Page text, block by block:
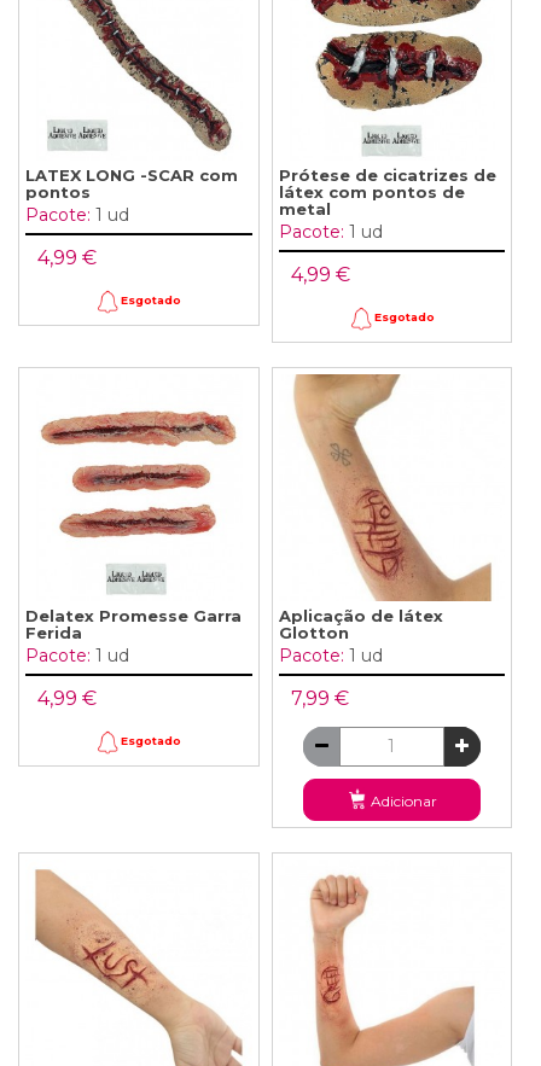
LATEX LONG -SCAR com
pontos
Pacote: 1 ud
4,99 €
Esgotado
Prótese de cicatrizes de
látex com pontos de
metal
Pacote: 1 ud
4,99 €
Esgotado
Delatex Promesse Garra
Ferida
Pacote: 1 ud
4,99 €
Esgotado
Aplicação de látex
Glotton
Pacote: 1 ud
7,99 €
Adicionar